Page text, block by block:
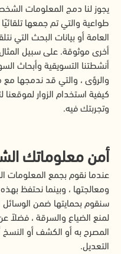
يجوز لنا دمج المعلومات
طواعية والتي تم جمعها
العامة أو بيانات البحث التي
أخرى موثوقة. على سبيل
أنشطتنا التسويقية وأبحاث
والرؤى ، والتي قد ندمجها
كيفية استخدام الزوار
وتجربتك فيه.
أمن معلوماتك
عندما نقوم بجمع المعلومات
ومعالجتها ، وبينما نحتفظ
سنقوم بحمايتها ضمن الوسائل
لمنع الضياع والسرقة ، فضلاً
المصرح به أو الكشف أو النسخ
التعديل.